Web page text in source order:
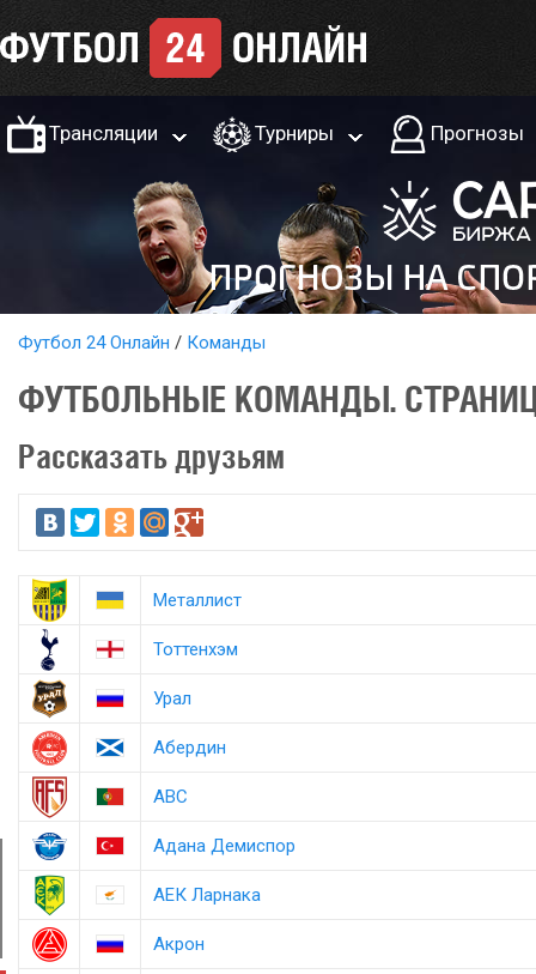
Трансляции Турниры Прогнозы
Футбол 24 Онлайн Команды
ФУТБОЛЬНЫЕ КОМАНДЫ.
Рассказать друзьям
Металлист
Тоттенхэм
Урал
Абердин
АВС
Адана Демиспор
АЕК Ларнака
Акрон